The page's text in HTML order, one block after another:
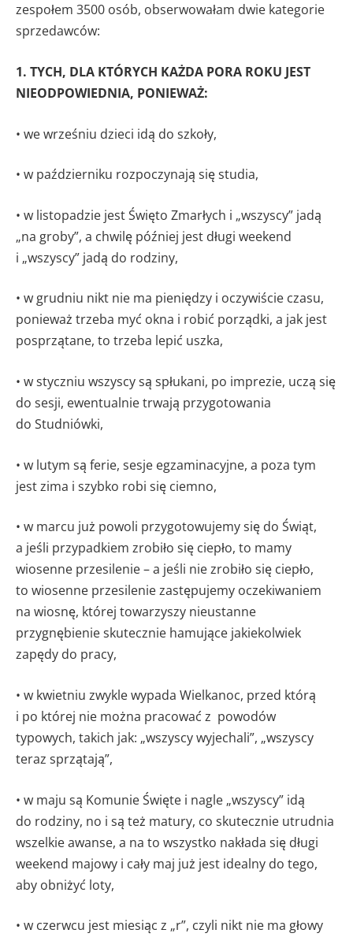
zespołem 3500 osób, obserwowałam dwie kategorie
sprzedawców:
1. TYCH, DLA KTÓRYCH KAŻDA PORA ROKU JEST
NIEODPOWIEDNIA, PONIEWAŻ:
• we wrześniu dzieci idą do szkoły,
• w październiku rozpoczynają się studia,
• w listopadzie jest Święto Zmarłych i „wszyscy” jadą
„na groby”, a chwilę później jest długi weekend
i „wszyscy” jadą do rodziny,
• w grudniu nikt nie ma pieniędzy i oczywiście czasu,
ponieważ trzeba myć okna i robić porządki, a jak jest
posprzątane, to trzeba lepić uszka,
• w styczniu wszyscy są spłukani, po imprezie, uczą się
do sesji, ewentualnie trwają przygotowania
do Studniówki,
• w lutym są ferie, sesje egzaminacyjne, a poza tym
jest zima i szybko robi się ciemno,
• w marcu już powoli przygotowujemy się do Świąt,
a jeśli przypadkiem zrobiło się ciepło, to mamy
wiosenne przesilenie – a jeśli nie zrobiło się ciepło,
to wiosenne przesilenie zastępujemy oczekiwaniem
na wiosnę, której towarzyszy nieustanne
przygnębienie skutecznie hamujące jakiekolwiek
zapędy do pracy,
• w kwietniu zwykle wypada Wielkanoc, przed którą
i po której nie można pracować z powodów
typowych, takich jak: „wszyscy wyjechali”, „wszyscy
teraz sprzątają”,
• w maju są Komunie Święte i nagle „wszyscy” idą
do rodziny, no i są też matury, co skutecznie utrudnia
wszelkie awanse, a na to wszystko nakłada się długi
weekend majowy i cały maj już jest idealny do tego,
aby obniżyć loty,
• w czerwcu jest miesiąc z „r”, czyli nikt nie ma głowy